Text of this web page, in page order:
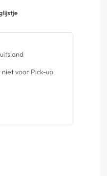
voor Pick-up